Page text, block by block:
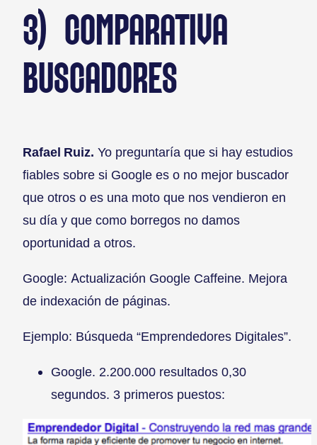
3) COMPARATIVA
BUSCADORES
Rafael Ruiz. Yo preguntaría que si hay estudios
fiables sobre si Google es o no mejor buscador
que otros o es una moto que nos vendieron en
su día y que como borregos no damos
oportunidad a otros.
Google: Actualización Google Caffeine. Mejora
de indexación de páginas.
Ejemplo: Búsqueda “Emprendedores Digitales”.
Google. 2.200.000 resultados 0,30
segundos. 3 primeros puestos: